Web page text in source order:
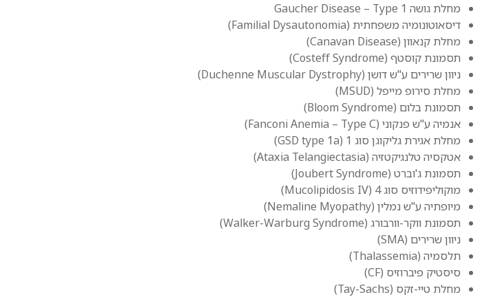
מחלת גושה Gaucher Disease – Type 1
דיסאוטונומיה משפחתית (Familial Dysautonomia)
מחלת קנאוון (Canavan Disease)
תסמונת קוסטף (Costeff Syndrome)
ניוון שרירים ע"ש דושן (Duchenne Muscular Dystrophy)
מחלת סירופ מייפל (MSUD)
תסמונת בלום (Bloom Syndrome)
אנמיה ע"ש פנקוני (Fanconi Anemia – Type C)
מחלת אגירת גליקוגן סוג 1 (GSD type 1a)
אטקסיה טלנגיקטזיה (Ataxia Telangiectasia)
תסמונת ג'וברט (Joubert Syndrome)
מוקוליפידוזיס סוג 4 (Mucolipidosis IV)
מיופתיה ע"ש נמלין (Nemaline Myopathy)
תסמונת ווקר-וורבורג (Walker-Warburg Syndrome)
ניוון שרירים (SMA)
תלסמיה (Thalassemia)
סיסטיק פיברוזיס (CF)
מחלת טיי-זקס (Tay-Sachs)